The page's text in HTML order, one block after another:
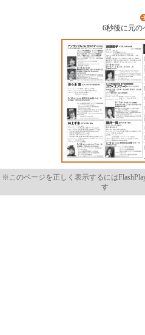
6秒後に元の
※このページを正しく表示するには
す